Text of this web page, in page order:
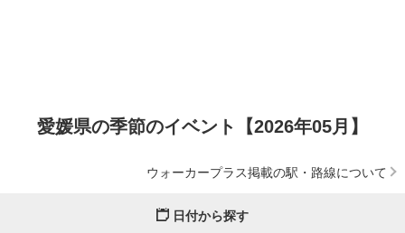
愛媛県の季節のイベント【2026年05月】
ウォーカープラス掲載の駅・路線について
日付から探す